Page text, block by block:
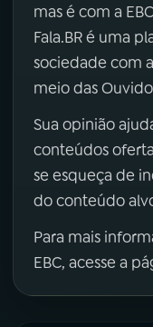
mas é com a
Fala.BR é uma
sociedade com
meio das
Sua opinião
conteúdos
se esqueça de
do conteúdo
Para mais
EBC, acesse a